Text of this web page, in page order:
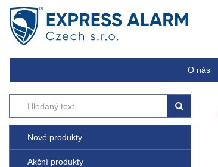
O nás
Nové produkty
Akční produkty